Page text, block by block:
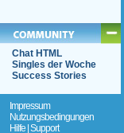
Chat HTML
Singles der Woche
Success Stories
Impressum
Nutzungsbedingungen
Hilfe | Support